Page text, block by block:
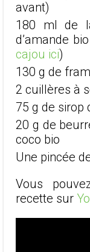
avant)
180 ml de
d’amande
cajou ici)
130 g de
2 cuillères à
75 g de sirop
20 g de
coco bio
Une pincée
Vous
recette sur